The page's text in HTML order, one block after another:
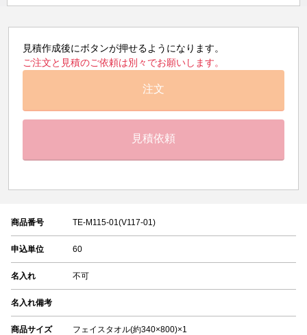
見積作成後にボタンが押せるようになります。
ご注文と見積のご依頼は別々でお願いします。
注文
見積依頼
商品番号 TE-M115-01(V117-01)
申込単位 60
名入れ 不可
名入れ備考
商品サイズ フェイスタオル(約340×800)×1